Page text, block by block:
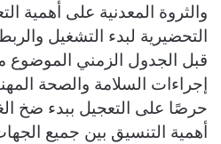
والثروة المعدنية على أهمية
التحضيرية لبدء التشغيل
قبل الجدول الزمني الموضوع
إجراءات السلامة والصحة
حرصًا على التعجيل ببدء ضخ
أهمية التنسيق بين جميع